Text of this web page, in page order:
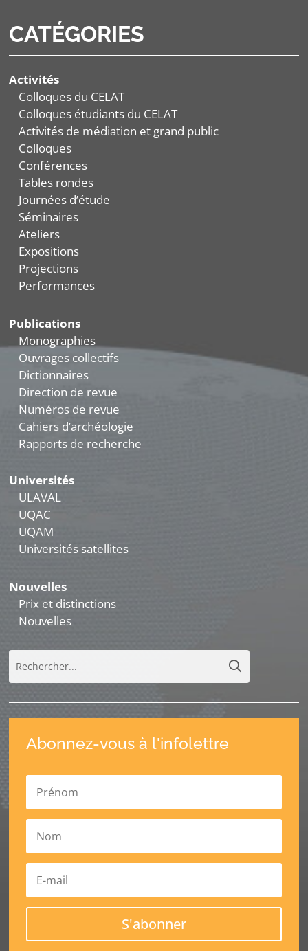
CATÉGORIES
Activités
Colloques du CELAT
Colloques étudiants du CELAT
Activités de médiation et grand public
Colloques
Conférences
Tables rondes
Journées d’étude
Séminaires
Ateliers
Expositions
Projections
Performances
Publications
Monographies
Ouvrages collectifs
Dictionnaires
Direction de revue
Numéros de revue
Cahiers d’archéologie
Rapports de recherche
Universités
ULAVAL
UQAC
UQAM
Universités satellites
Nouvelles
Prix et distinctions
Nouvelles
Abonnez-vous à l'infolettre
S'abonner